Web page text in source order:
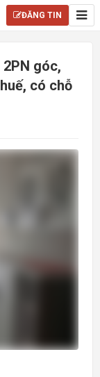
ĐĂNG TIN
góc,
có chỗ